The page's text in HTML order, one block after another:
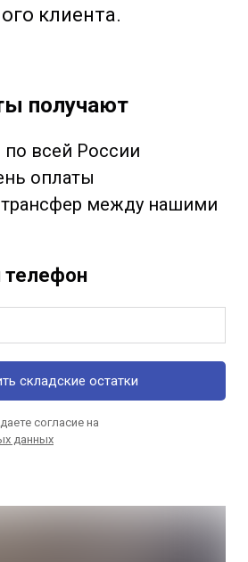
клиента.
получают
всей России
оплаты
между нашими
телефон
складские остатки
согласие на
данных